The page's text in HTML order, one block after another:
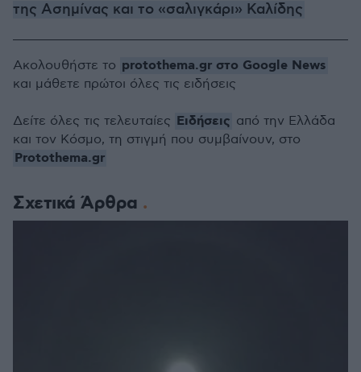
της Ασημίνας και το «σαλιγκάρι» Καλίδης
Σχετικά Άρθρα
Ακολουθήστε το protothema.gr στο Google News
και μάθετε πρώτοι όλες τις ειδήσεις
Δείτε όλες τις τελευταίες Ειδήσεις από την Ελλάδα
και τον Κόσμο, τη στιγμή που συμβαίνουν, στο
Protothema.gr